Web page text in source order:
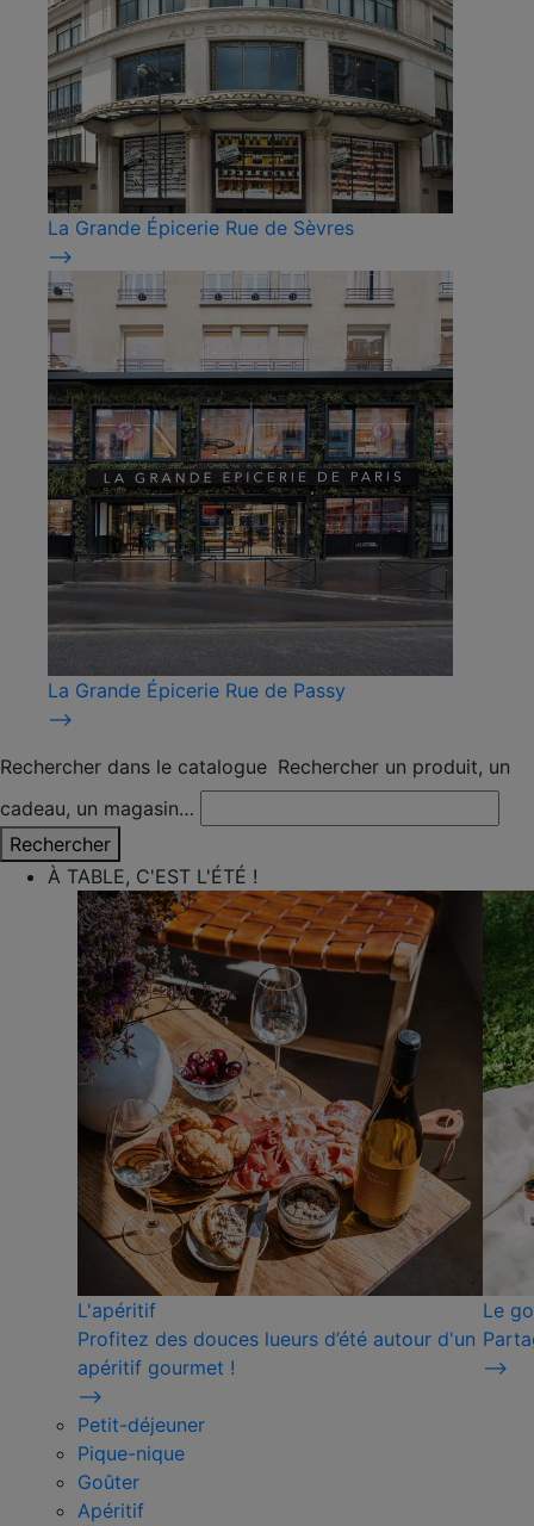
La Grande Épicerie Rue de Sèvres
⟶
La Grande Épicerie Rue de Passy
⟶
Rechercher dans le catalogue Rechercher un produit, un
cadeau, un magasin…
Rechercher
À TABLE, C'EST L'ÉTÉ !
L'apéritif
Profitez des douces lueurs d’été autour d'un
apéritif gourmet !
⟶
Le
⟶
Petit-déjeuner
Pique-nique
Goûter
Apéritif